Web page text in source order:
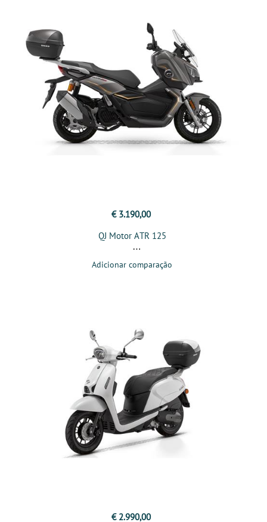
€ 3.190,00
QJ Motor ATR 125
Adicionar comparação
€ 2.990,00